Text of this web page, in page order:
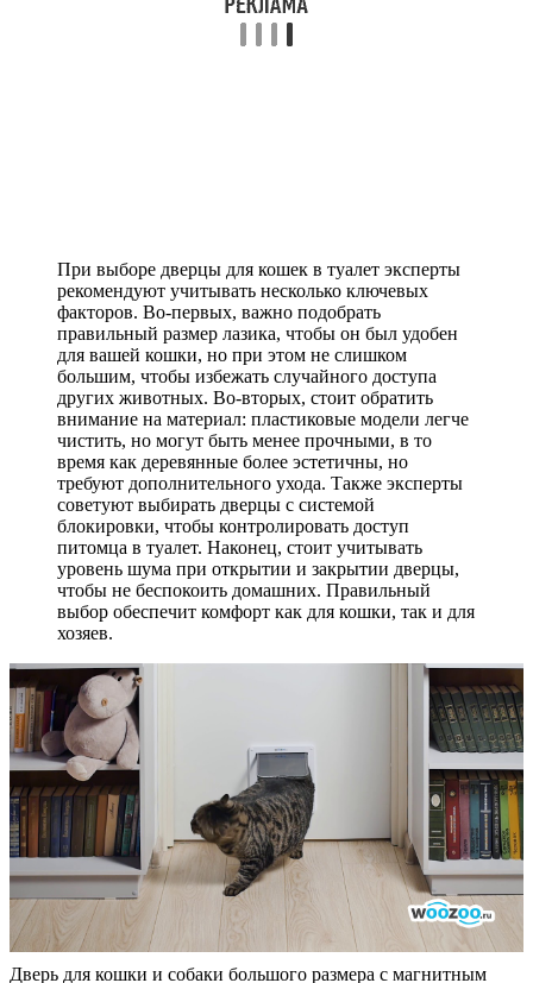
При выборе дверцы для кошек в туалет эксперты
рекомендуют учитывать несколько ключевых
факторов. Во-первых, важно подобрать
правильный размер лазика, чтобы он был удобен
для вашей кошки, но при этом не слишком
большим, чтобы избежать случайного доступа
других животных. Во-вторых, стоит обратить
внимание на материал: пластиковые модели легче
чистить, но могут быть менее прочными, в то
время как деревянные более эстетичны, но
требуют дополнительного ухода. Также эксперты
советуют выбирать дверцы с системой
блокировки, чтобы контролировать доступ
питомца в туалет. Наконец, стоит учитывать
уровень шума при открытии и закрытии дверцы,
чтобы не беспокоить домашних. Правильный
выбор обеспечит комфорт как для кошки, так и для
хозяев.
Дверь для кошки и собаки большого размера с магнитным